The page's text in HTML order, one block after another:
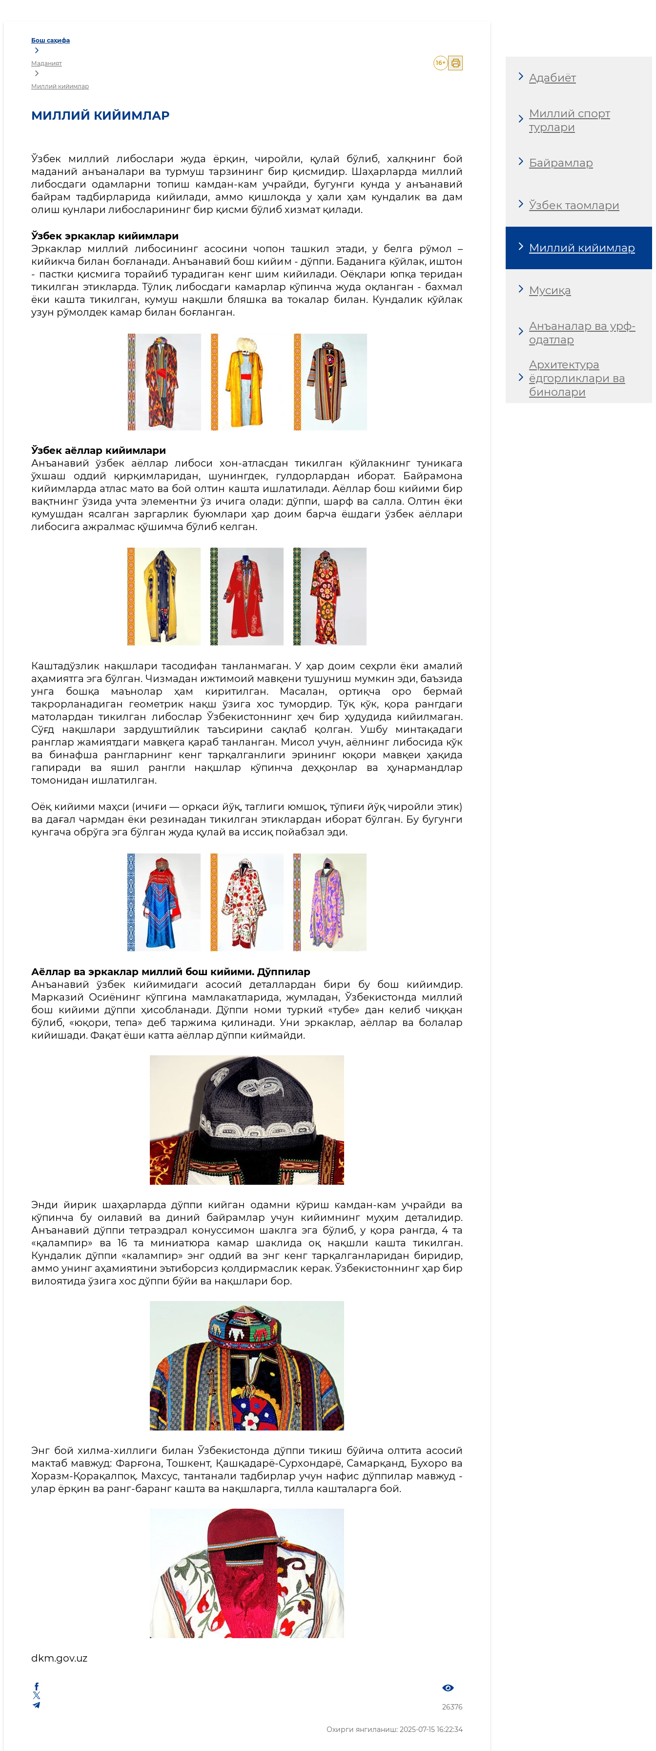
Бош саҳифа
Маданият
Миллий кийимлар
16+
МИЛЛИЙ КИЙИМЛАР
Ўзбек миллий либослари жуда ёрқин, чиройли, қулай бўлиб, халқнинг бой
маданий анъаналари ва турмуш тарзининг бир қисмидир. Шаҳарларда миллий
либосдаги одамларни топиш камдан-кам учрайди, бугунги кунда у анъанавий
байрам тадбирларида кийилади, аммо қишлоқда у ҳали ҳам кундалик ва дам
олиш кунлари либосларининг бир қисми бўлиб хизмат қилади.
Ўзбек эркаклар кийимлари
Эркаклар миллий либосининг асосини чопон ташкил этади, у белга рўмол –
кийикча билан боғланади. Анъанавий бош кийим - дўппи. Баданига кўйлак, иштон
- пастки қисмига торайиб турадиган кенг шим кийилади. Оёқлари юпқа теридан
тикилган этикларда. Тўлиқ либосдаги камарлар кўпинча жуда оқланган - бахмал
ёки кашта тикилган, кумуш нақшли бляшка ва токалар билан. Кундалик кўйлак
узун рўмолдек камар билан боғланган.
Ўзбек аёллар кийимлари
Анъанавий ўзбек аёллар либоси хон-атласдан тикилган кўйлакнинг туникага
ўхшаш оддий қирқимларидан, шунингдек, гулдорлардан иборат. Байрамона
кийимларда атлас мато ва бой олтин кашта ишлатилади. Аёллар бош кийими бир
вақтнинг ўзида учта элементни ўз ичига олади: дўппи, шарф ва салла. Олтин ёки
кумушдан ясалган заргарлик буюмлари ҳар доим барча ёшдаги ўзбек аёллари
либосига ажралмас қўшимча бўлиб келган.
Каштадўзлик нақшлари тасодифан танланмаган. У ҳар доим сеҳрли ёки амалий
аҳамиятга эга бўлган. Чизмадан ижтимоий мавқени тушуниш мумкин эди, баъзида
унга бошқа маънолар ҳам киритилган. Масалан, ортиқча оро бермай
такрорланадиган геометрик нақш ўзига хос тумордир. Тўқ кўк, қора рангдаги
матолардан тикилган либослар Ўзбекистоннинг ҳеч бир ҳудудида кийилмаган.
Сўғд нақшлари зардуштийлик таъсирини сақлаб қолган. Ушбу минтақадаги
ранглар жамиятдаги мавқега қараб танланган. Мисол учун, аёлнинг либосида кўк
ва бинафша рангларнинг кенг тарқалганлиги эрининг юқори мавқеи ҳақида
гапиради ва яшил рангли нақшлар кўпинча деҳқонлар ва ҳунармандлар
томонидан ишлатилган.
Оёқ кийими маҳси (ичиғи — орқаси йўқ, таглиги юмшоқ, тўпиғи йўқ чиройли этик)
ва дағал чармдан ёки резинадан тикилган этиклардан иборат бўлган. Бу бугунги
кунгача обрўга эга бўлган жуда қулай ва иссиқ пойабзал эди.
Аёллар ва эркаклар миллий бош кийими. Дўппилар
Анъанавий ўзбек кийимидаги асосий деталлардан бири бу бош кийимдир.
Марказий Осиёнинг кўпгина мамлакатларида, жумладан, Ўзбекистонда миллий
бош кийими дўппи ҳисобланади. Дўппи номи туркий «тубе» дан келиб чиққан
бўлиб, «юқори, тепа» деб таржима қилинади. Уни эркаклар, аёллар ва болалар
кийишади. Фақат ёши катта аёллар дўппи киймайди.
Энди йирик шаҳарларда дўппи кийган одамни кўриш камдан-кам учрайди ва
кўпинча бу оилавий ва диний байрамлар учун кийимнинг муҳим деталидир.
Анъанавий дўппи тетраэдрал конуссимон шаклга эга бўлиб, у қора рангда, 4 та
«қалампир» ва 16 та миниатюра камар шаклида оқ нақшли кашта тикилган.
Кундалик дўппи «калампир» энг оддий ва энг кенг тарқалганларидан биридир,
аммо унинг аҳамиятини эътиборсиз қолдирмаслик керак. Ўзбекистоннинг ҳар бир
вилоятида ўзига хос дўппи бўйи ва нақшлари бор.
Энг бой хилма-хиллиги билан Ўзбекистонда дўппи тикиш бўйича олтита асосий
мактаб мавжуд: Фарғона, Тошкент, Қашқадарё-Сурхондарё, Самарқанд, Бухоро ва
Хоразм-Қорақалпоқ. Махсус, тантанали тадбирлар учун нафис дўппилар мавжуд -
улар ёрқин ва ранг-баранг кашта ва нақшларга, тилла кашталарга бой.
dkm.gov.uz
26376
Охирги янгиланиш: 2025-07-15 16:22:34
Адабиёт
Миллий спорт
турлари
Байрамлар
Ўзбек таомлари
Миллий кийимлар
Мусиқа
Анъаналар ва урф-
одатлар
Архитектура
ёдгорликлари ва
бинолари